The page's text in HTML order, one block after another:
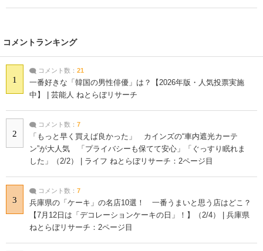
コメントランキング
1
コメント数： 21
一番好きな「韓国の男性俳優」は？【2026年版・人気投票実施
中】 | 芸能人 ねとらぼリサーチ
2
コメント数： 7
「もっと早く買えば良かった」 カインズの“車内遮光カーテ
ン”が大人気 「プライバシーも保てて安心」「ぐっすり眠れま
した」（2/2） | ライフ ねとらぼリサーチ：2ページ目
3
コメント数： 7
兵庫県の「ケーキ」の名店10選！ 一番うまいと思う店はどこ？
【7月12日は「デコレーションケーキの日」！】（2/4） | 兵庫県
ねとらぼリサーチ：2ページ目